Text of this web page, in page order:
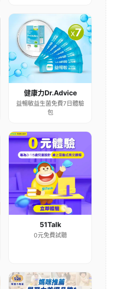
健康力Dr.Advice
益暢敏益生菌免費7日體驗
包
51Talk
0元免費試聽